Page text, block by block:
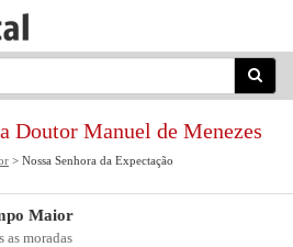
Doutor Manuel de Menezes
> Nossa Senhora da Expectação
Maior
as moradas